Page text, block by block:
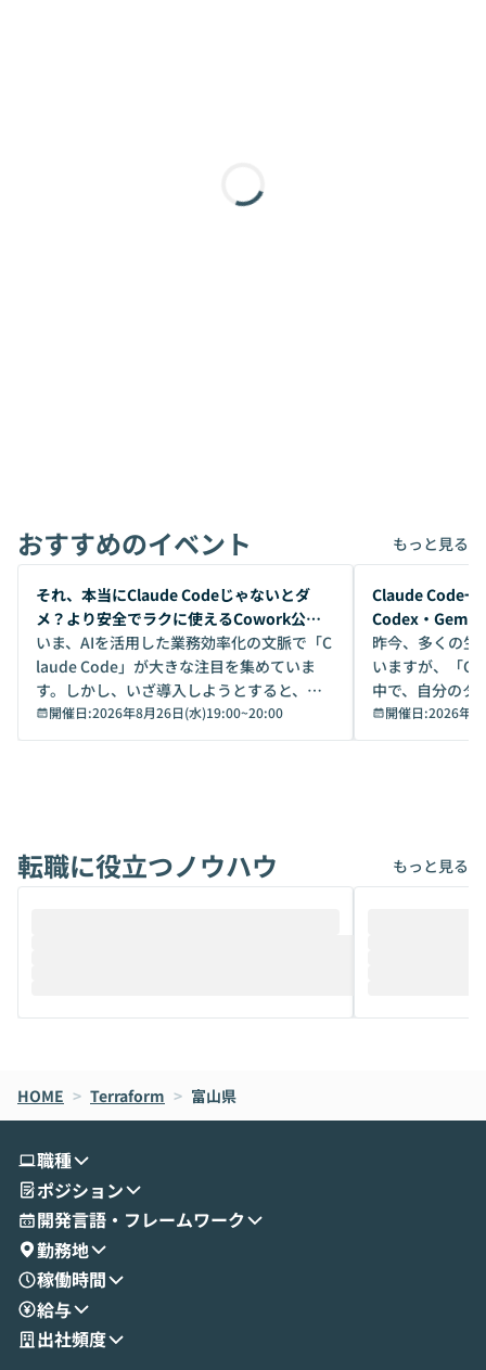
おすすめのイベント もっと見る
開催前
それ、本当にClaude Codeじゃないとダ
メ？より安全でラクに使えるCowork公開
デモ
いま、AIを活用した業務効率化の文脈で「C
laude Code」が大きな注目を集めていま
す。しかし、いざ導入しようとすると、セ
キュリティ面の懸念や権限管理のハードル
から、気軽に使えないケースも多いのでは
けでなく、想像以上の範囲まで自動化でき
ることは、まだあまり知られていません。
メルカリでの判断基準をもとに「なぜClau
oworkの基本的な機能をご紹介いただきま
す。 続く公開デモでは、実際にCoworkを
せいただきます。数分でワークフローが完
成する手軽さや、Gmail等の外部サービス
とセキュアに連携できるポイントなど、実
演を通じて具体的なイメージをお届けしま
す。 後半のディスカッションでは、セキュ
リティの考え方や社内導入の進め方など、
現場目線でさらに深掘りしていきます。
「自分の業務をAIで自動化してみたいけ
開催日:2026年8月26日(水)19:00~20:00
開催前
Claude Code一
Codex・
昨今、多くの生
いますが、「
中で、自分のタ
いいのか」を自
か？ 「なんとなく誰かが良いと言っていた
は、評判では
ているAIを選ぶこ
それぞれの本当
ント構築の最前
開催日:2026年8
転職に役立つノウハウ もっと見る
HOME > Terraform > 富山県
職種
ポジション
開発言語・フレームワーク
勤務地
稼働時間
給与
出社頻度